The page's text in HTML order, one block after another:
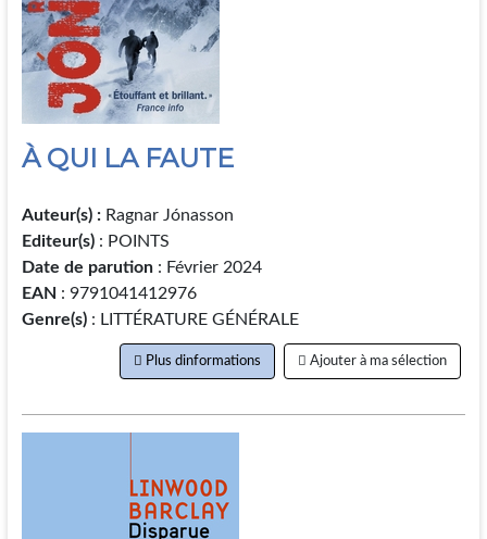
À QUI LA FAUTE
Auteur(s) :Ragnar Jónasson
Editeur(s) : POINTS
Date de parution: Février 2024
EAN : 9791041412976
Genre(s): LITTÉRATURE GÉNÉRALE
Plus dinformations Ajouter à ma sélection